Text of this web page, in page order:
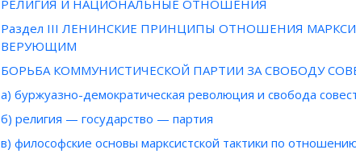
РЕЛИГИЯ И НАЦИОНАЛЬНЫЕ ОТНОШЕНИЯ
Раздел III ЛЕНИНСКИЕ ПРИНЦИПЫ ОТНОШЕНИЯ
ВЕРУЮЩИМ
БОРЬБА КОММУНИСТИЧЕСКОЙ ПАРТИИ ЗА СВОБОДУ
а) буржуазно-демократическая революция и свобода
б) религия — государство — партия
в) философские основы марксистской тактики по